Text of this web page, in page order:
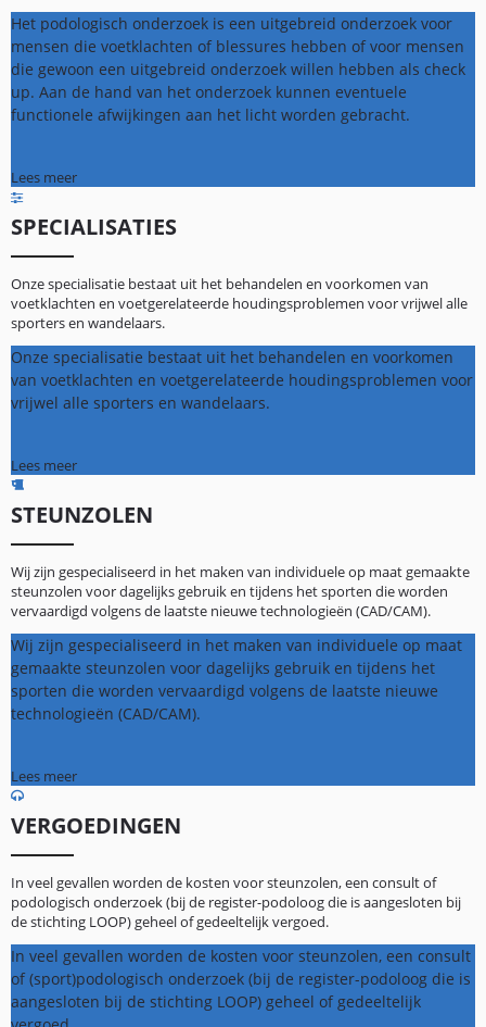
Het podologisch onderzoek is een uitgebreid onderzoek voor
mensen die voetklachten of blessures hebben of voor mensen
die gewoon een uitgebreid onderzoek willen hebben als check
up. Aan de hand van het onderzoek kunnen eventuele
functionele afwijkingen aan het licht worden gebracht.
Lees meer
SPECIALISATIES
Onze specialisatie bestaat uit het behandelen en voorkomen van
voetklachten en voetgerelateerde houdingsproblemen voor vrijwel alle
sporters en wandelaars.
Onze specialisatie bestaat uit het behandelen en voorkomen
van voetklachten en voetgerelateerde houdingsproblemen voor
vrijwel alle sporters en wandelaars.
Lees meer
STEUNZOLEN
Wij zijn gespecialiseerd in het maken van individuele op maat gemaakte
steunzolen voor dagelijks gebruik en tijdens het sporten die worden
vervaardigd volgens de laatste nieuwe technologieën (CAD/CAM).
Wij zijn gespecialiseerd in het maken van individuele op maat
gemaakte steunzolen voor dagelijks gebruik en tijdens het
sporten die worden vervaardigd volgens de laatste nieuwe
technologieën (CAD/CAM).
Lees meer
VERGOEDINGEN
In veel gevallen worden de kosten voor steunzolen, een consult of
podologisch onderzoek (bij de register-podoloog die is aangesloten bij
de stichting LOOP) geheel of gedeeltelijk vergoed.
In veel gevallen worden de kosten voor steunzolen, een consult
of (sport)podologisch onderzoek (bij de register-podoloog die is
aangesloten bij de stichting LOOP) geheel of gedeeltelijk